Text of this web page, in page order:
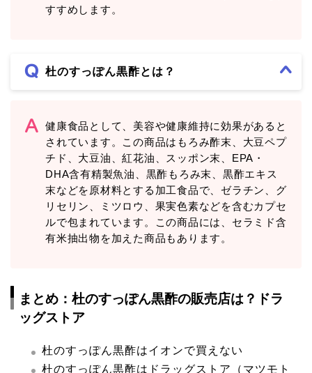
すすめします。
杜のすっぽん黒酢とは？
健康食品として、美容や健康維持に効果があると
されています。この商品はもろみ酢末、大豆ペプ
チド、大豆油、紅花油、スッポン末、EPA・
DHA含有精製魚油、黒酢もろみ末、黒酢エキス
末などを原材料とする加工食品で、ゼラチン、グ
リセリン、ミツロウ、果実色素などを含むカプセ
ルで包まれています。この商品には、セラミド含
有米抽出物を加えた商品もあります。
まとめ：杜のすっぽん黒酢の販売店は？ドラ
ッグストア
杜のすっぽん黒酢はイオンで買えない
杜のすっぽん黒酢はドラッグストア（マツモト